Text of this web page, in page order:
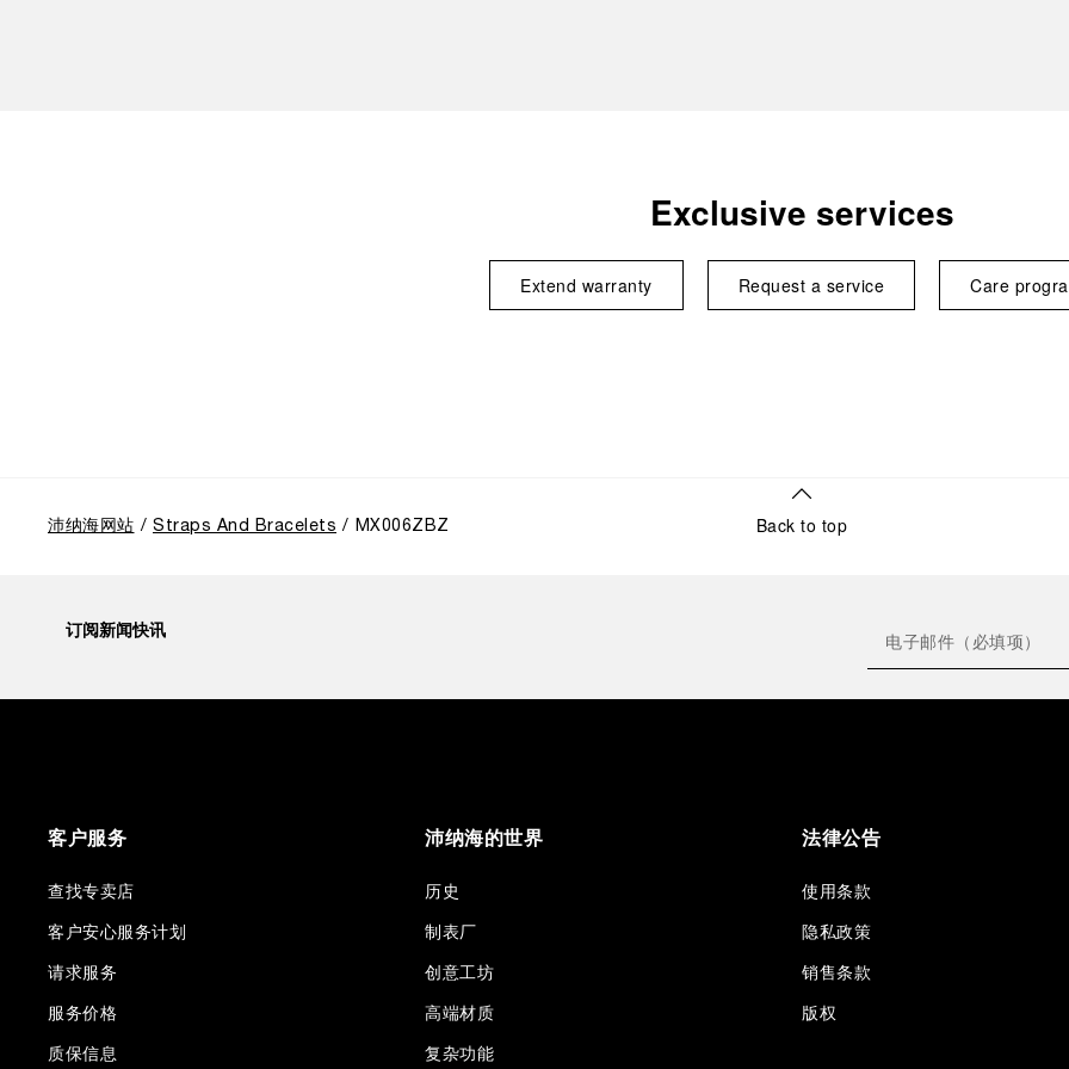
Exclusive services
Extend warranty Request a service Care
沛纳海网站 Straps And Bracelets MX006ZBZ Back to top
订阅新闻快讯
客户服务
查找专卖店
客户安心服务计划
请求服务
服务价格
质保信息
沛纳海的世界
历史
制表厂
创意工坊
高端材质
复杂功能
法律公告
使用条款
隐私政策
销售条款
版权